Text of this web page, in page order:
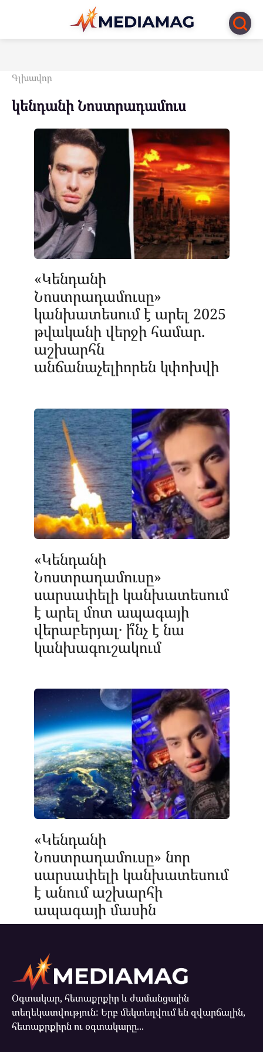
Перейти
контенту
Գլխավոր
կենդանի Նոստրադամուս
«Կենդանի
Նոստրադամուսը»
կանխատեսում է արել 2025
թվականի վերջի համար.
աշխարհն
անճանաչելիորեն կփոխվի
«Կենդանի
Նոստրադամուսը»
սարսափելի կանխատեսում
է արել մոտ ապագայի
վերաբերյալ․ ի՞նչ է նա
կանխագուշակում
«Կենդանի
Նոստրադամուսը» նոր
սարսափելի կանխատեսում
է անում աշխարհի
ապագայի մասին
Օգտակար, հետաքրքիր և ժամանցային
տեղեկատվություն: Երբ մեկտեղվում են զվարճալին,
հետաքրքիրն ու օգտակարը...